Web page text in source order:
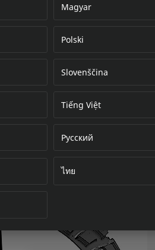
Magyar
Polski
Slovenščina
Tiếng Việt
Русский
ไทย